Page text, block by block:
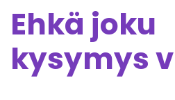
Ehkä joku
kysymys